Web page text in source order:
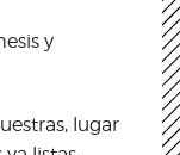
y
lugar